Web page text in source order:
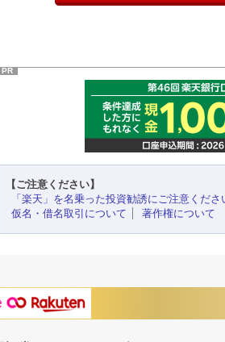
PR
【ご注意ください】
「楽天」を名乗った投資勧誘にご注意くださ
仮名・借名取引について
著作権について